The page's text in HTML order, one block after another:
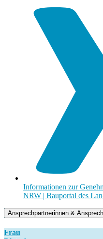
Informationen zur
NRW | Bauportal des
Ansprechpartnerinnen &
Frau